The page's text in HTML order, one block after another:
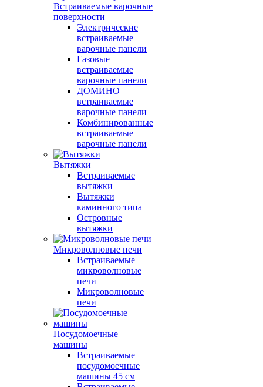
Встраиваемые варочные
поверхности
Электрические
встраиваемые
варочные панели
Газовые
встраиваемые
варочные панели
ДОМИНО
встраиваемые
варочные панели
Комбинированные
встраиваемые
варочные панели
Вытяжки
Встраиваемые
вытяжки
Вытяжки
каминного типа
Островные
вытяжки
Микроволновые печи
Встраиваемые
микроволновые
печи
Микроволновые
печи
Посудомоечные
машины
Встраиваемые
посудомоечные
машины 45 см